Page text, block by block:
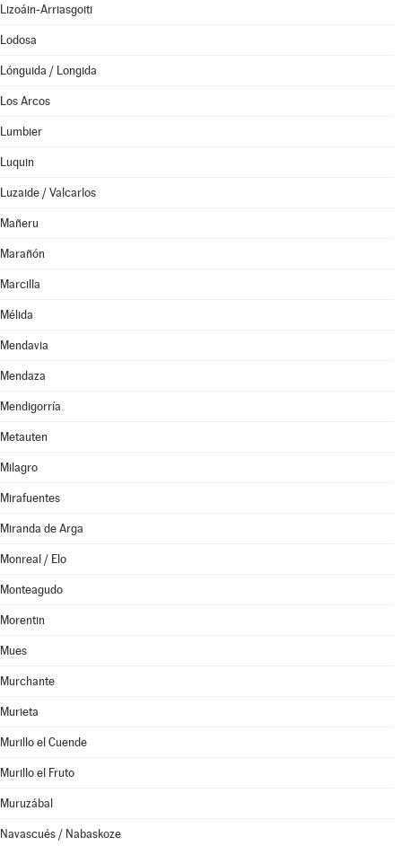
Lizoáin-Arriasgoiti
Lodosa
Lónguida / Longida
Los Arcos
Lumbier
Luquin
Luzaide / Valcarlos
Mañeru
Marañón
Marcilla
Mélida
Mendavia
Mendaza
Mendigorría
Metauten
Milagro
Mirafuentes
Miranda de Arga
Monreal / Elo
Monteagudo
Morentin
Mues
Murchante
Murieta
Murillo el Cuende
Murillo el Fruto
Muruzábal
Navascués / Nabaskoze